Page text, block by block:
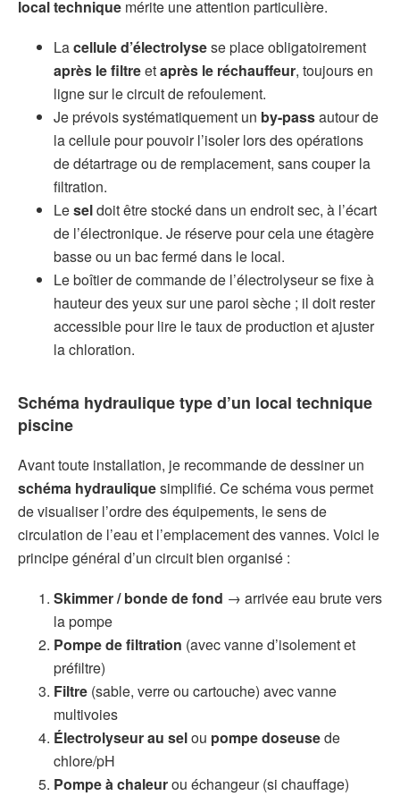
local technique mérite une attention particulière.
Lacellule d’électrolysese place obligatoirement
après le filtreetaprès le réchauffeur, toujours en
ligne sur le circuit de refoulement.
Je prévois systématiquement un by-passautour de
la cellule pour pouvoir l’isoler lors des opérations
de détartrage ou de remplacement, sans couper la
filtration.
Leseldoit être stocké dans un endroit sec, à l’écart
de l’électronique. Je réserve pour cela une étagère
basse ou un bac fermé dans le local.
Le boîtier de commande de l’électrolyseur se fixe à
hauteur des yeux sur une paroi sèche ; il doit rester
accessible pour lire le taux de production et ajuster
la chloration.
Schéma hydraulique type d’un local technique
piscine
Avant toute installation, je recommande de dessiner un
schéma hydrauliquesimplifié. Ce schéma vous permet
de visualiser l’ordre des équipements, le sens de
circulation de l’eau et l’emplacement des vannes. Voici le
principe général d’un circuit bien organisé :
Skimmer / bonde de fond → arrivée eau brute vers
la pompe
Pompe de filtration (avec vanne d’isolement et
préfiltre)
Filtre (sable, verre ou cartouche) avec vanne
multivoies
Électrolyseur au selou pompe doseusede
chlore/pH
Pompe à chaleurou échangeur (si chauffage)